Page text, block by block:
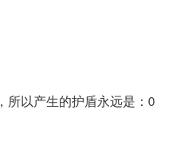
，所以产生的护盾永远是： 0